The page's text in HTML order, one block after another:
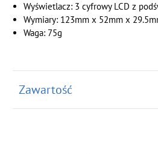
Wyświetlacz: 3 cyfrowy LCD z
Wymiary: 123mm x 52mm x
Waga: 75g
Zawartość